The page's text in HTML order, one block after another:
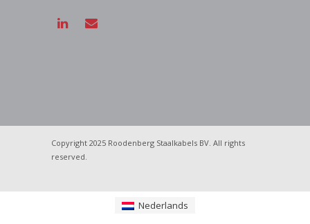
Copyright 2025 Roodenberg Staalkabels BV. All rights
reserved.
Nederlands